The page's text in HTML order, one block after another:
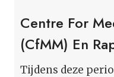
Centre For
(CfMM) En
Tijdens deze